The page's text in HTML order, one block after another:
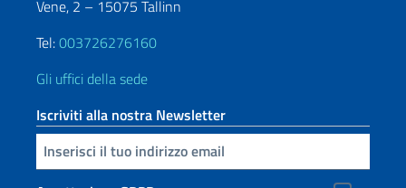
Vene, 2 – 15075 Tallinn
Tel:003726276160
Gli uffici della sede
Iscriviti alla nostra Newsletter
Inserisci la tua email